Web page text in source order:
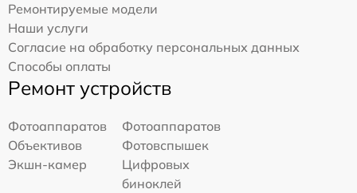
Ремонтируемые модели
Наши услуги
Согласие на обработку персональных данных
Способы оплаты
Ремонт устройств
Фотоаппаратов
Фотоаппаратов
Объективов
Фотовспышек
Экшн-камер
Цифровых
биноклей